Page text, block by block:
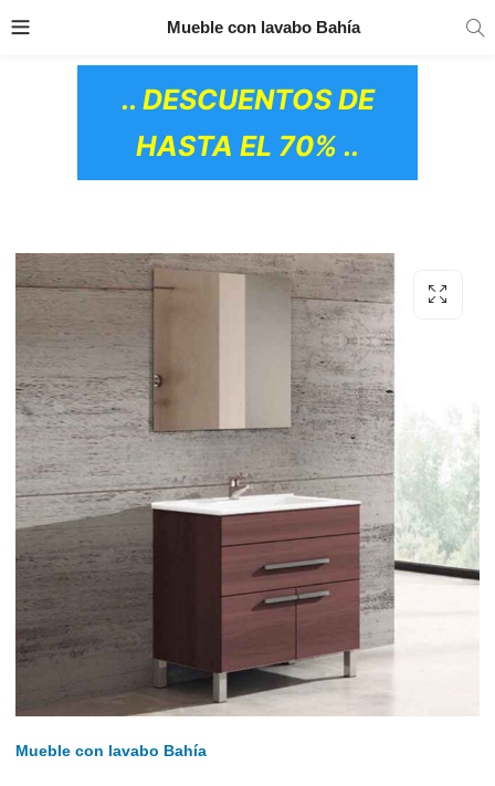
CERÁMICOS)
PRODUCTOS
.. DESCUENTOS DE
HASTA EL 70% ..
Mueble con lavabo Bahía
Mueble con lavabo Bahía